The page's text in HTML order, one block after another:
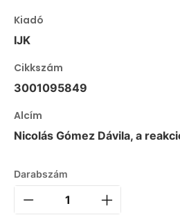
Kiadó
IJK
Cikkszám
3001095849
Alcím
Nicolás Gómez Dávila, a
Darabszám